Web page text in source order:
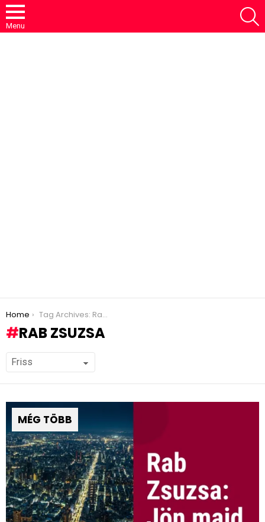
Menu
You are here:
Home Tag Archives: Rab Zsuzsa
RAB ZSUZSA
MÉG TÖBB